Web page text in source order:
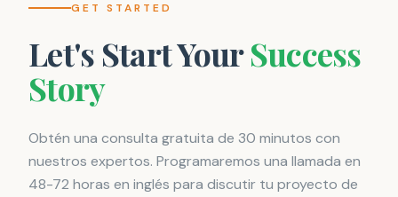
GET STARTED
Let's Start YourSuccess
Story
Obtén una consulta gratuita de 30 minutos con
nuestros expertos. Programaremos una llamada en
48-72 horas en inglés para discutir tu proyecto de